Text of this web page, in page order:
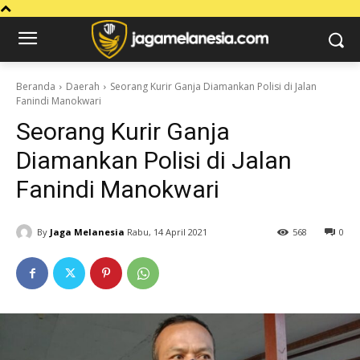
Beranda Daerah
Seorang Kurir Ganja Diamankan Polisi di Jalan
Fanindi Manokwari
Seorang Kurir Ganja
Diamankan Polisi di Jalan
Fanindi Manokwari
By Jaga Melanesia Rabu, 14 April 2021 0
568